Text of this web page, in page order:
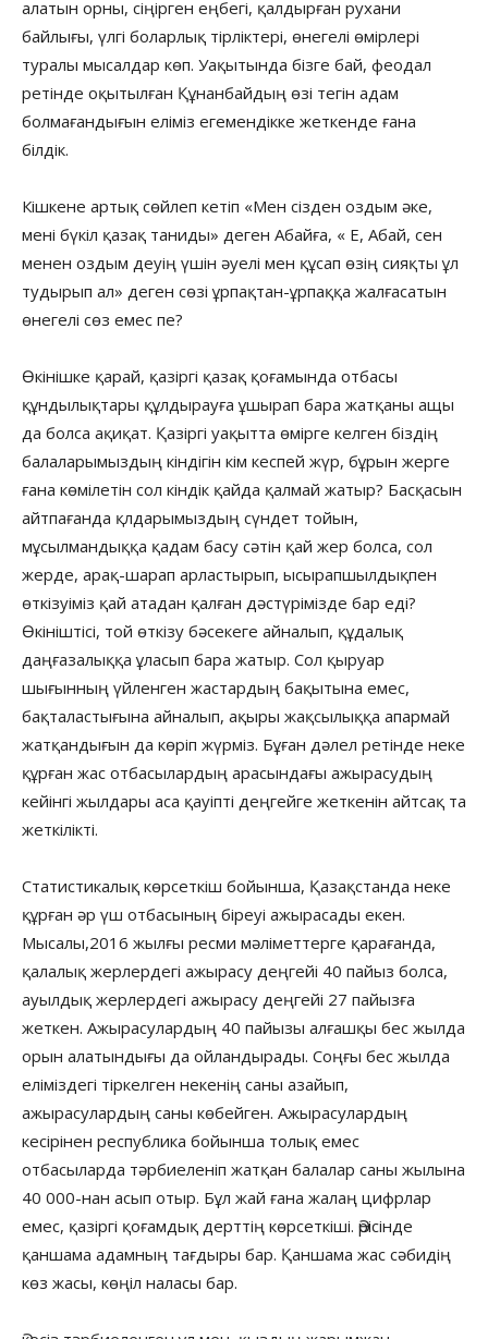
алатын орны, сіңірген еңбегі, қалдырған рухани
байлығы, үлгі боларлық тірліктері, өнегелі өмірлері
туралы мысалдар көп. Уақытында бізге бай, феодал
ретінде оқытылған Құнанбайдың өзі тегін адам
болмағандығын еліміз егемендікке жеткенде ғана
білдік.
Кішкене артық сөйлеп кетіп «Мен сізден оздым әке,
мені бүкіл қазақ таниды» деген Абайға, « Е, Абай, сен
менен оздым деуің үшін әуелі мен құсап өзің сияқты ұл
тудырып ал» деген сөзі ұрпақтан-ұрпаққа жалғасатын
өнегелі сөз емес пе?
Өкінішке қарай, қазіргі қазақ қоғамында отбасы
құндылықтары құлдырауға ұшырап бара жатқаны ащы
да болса ақиқат. Қазіргі уақытта өмірге келген біздің
балаларымыздың кіндігін кім кеспей жүр, бұрын жерге
ғана көмілетін сол кіндік қайда қалмай жатыр? Басқасын
айтпағанда қлдарымыздың сүндет тойын,
мұсылмандыққа қадам басу сәтін қай жер болса, сол
жерде, арақ-шарап арластырып, ысырапшылдықпен
өткізуіміз қай атадан қалған дәстүрімізде бар еді?
Өкініштісі, той өткізу бәсекеге айналып, құдалық
даңғазалыққа ұласып бара жатыр. Сол қыруар
шығынның үйленген жастардың бақытына емес,
бақталастығына айналып, ақыры жақсылыққа апармай
жатқандығын да көріп жүрміз. Бұған дәлел ретінде неке
құрған жас отбасылардың арасындағы ажырасудың
кейінгі жылдары аса қауіпті деңгейге жеткенін айтсақ та
жеткілікті.
Статистикалық көрсеткіш бойынша, Қазақстанда неке
құрған әр үш отбасының біреуі ажырасады екен.
Мысалы,2016 жылғы ресми мәліметтерге қарағанда,
қалалық жерлердегі ажырасу деңгейі 40 пайыз болса,
ауылдық жерлердегі ажырасу деңгейі 27 пайызға
жеткен. Ажырасулардың 40 пайызы алғашқы бес жылда
орын алатындығы да ойландырады. Соңғы бес жылда
еліміздегі тіркелген некенің саны азайып,
ажырасулардың саны көбейген. Ажырасулардың
кесірінен республика бойынша толық емес
отбасыларда тәрбиеленіп жатқан балалар саны жылына
40 000-нан асып отыр. Бұл жай ғана жалаң цифрлар
емес, қазіргі қоғамдық дерттің көрсеткіші. Әрісінде
қаншама адамның тағдыры бар. Қаншама жас сәбидің
көз жасы, көңіл наласы бар.